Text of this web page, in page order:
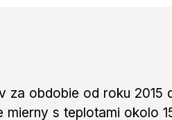
za obdobie od roku 2015
s teplotami okolo